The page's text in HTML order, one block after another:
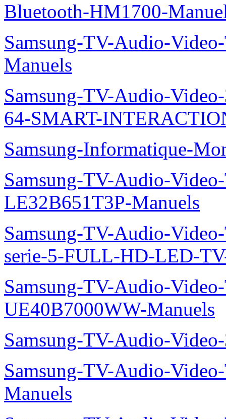
Bluetooth-HM1700-
Samsung-TV-Audio-
Manuels
Samsung-TV-Audio-
64-SMART-
Samsung-Informatique-
Samsung-TV-Audio-
LE32B651T3P-Manuels
Samsung-TV-Audio-
serie-5-FULL-HD-LED-
Samsung-TV-Audio-
UE40B7000WW-Manuels
Samsung-TV-Audio-
Samsung-TV-Audio-
Manuels